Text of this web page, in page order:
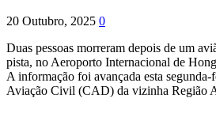
20 Outubro, 2025 0
Duas pessoas morreram depois de um
pista, no Aeroporto Internacional de
A informação foi avançada esta
Aviação Civil (CAD) da vizinha Região